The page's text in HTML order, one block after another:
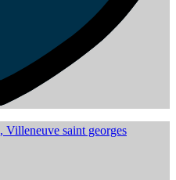
, Villeneuve saint georges